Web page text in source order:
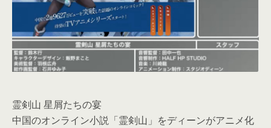
霊剣山 星屑たちの宴
中国のオンライン小説「霊剣山」をディーンがアニメ化